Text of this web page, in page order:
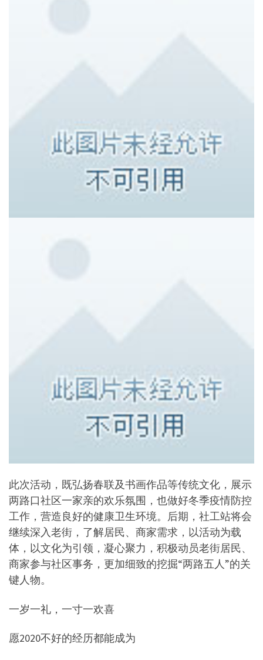
此次活动，既弘扬春联及书画作品等传统文化，展示
两路口社区一家亲的欢乐氛围，也做好冬季疫情防控
工作，营造良好的健康卫生环境。后期，社工站将会
继续深入老街，了解居民、商家需求，以活动为载
体，以文化为引领，凝心聚力，积极动员老街居民、
商家参与社区事务，更加细致的挖掘“两路五人”的关
键人物。
一岁一礼，一寸一欢喜
愿2020不好的经历都能成为